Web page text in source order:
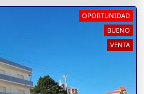
OPORTUNIDAD
BUENO
VENTA